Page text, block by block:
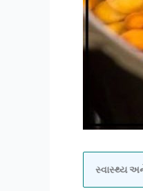
સ્વાસ્થ્ય